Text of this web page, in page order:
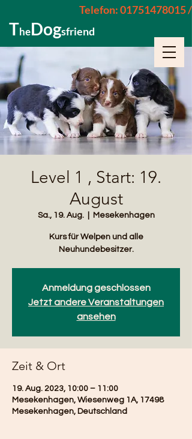
TheDogsfriend
Telefon: 01751478015 /
Level 1 , Start: 19.
August
Sa., 19. Aug.
  |
Mesekenhagen
Kurs für Welpen und alle
Neuhundebesitzer.
Anmeldung geschlossen
Jetzt andere Veranstaltungen
ansehen
Zeit & Ort
19. Aug. 2023, 10:00 – 11:00
Mesekenhagen, Wiesenweg 1A, 17498
Mesekenhagen, Deutschland